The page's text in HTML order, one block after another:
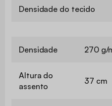
Densidade do tecido
Densidade 270 g/
Altura do
assento
37 cm